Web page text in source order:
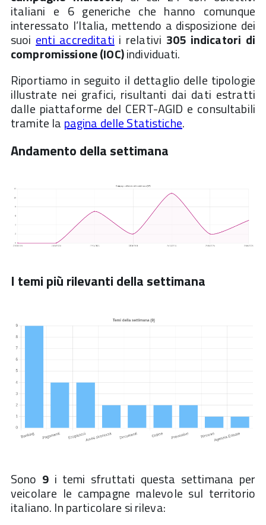
italiani e 6 generiche che hanno comunque
interessato l’Italia, mettendo a disposizione dei
suoienti accreditatii relativi 305 indicatori di
compromissione (IOC)individuati.
Riportiamo in seguito il dettaglio delle tipologie
illustrate nei grafici, risultanti dai dati estratti
dalle piattaforme del CERT-AGID e consultabili
tramite la pagina delle Statistiche.
Andamento della settimana
I temi più rilevanti della settimana
Sono 9 i temi sfruttati questa settimana per
veicolare le campagne malevole sul territorio
italiano. In particolare si rileva: